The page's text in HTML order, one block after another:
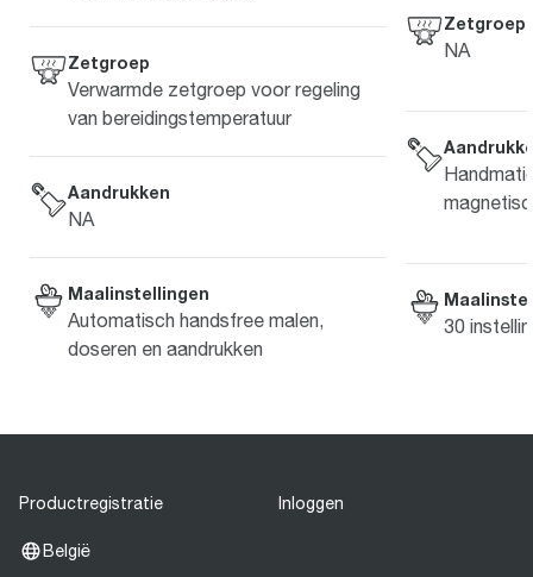
Zetgroep
Verwarmde zetgroep voor regeling
van bereidingstemperatuur
Aandrukken
NA
Maalinstellingen
Automatisch handsfree malen,
doseren en aandrukken
Zetgroep
NA
30
Productregistratie Inloggen
België